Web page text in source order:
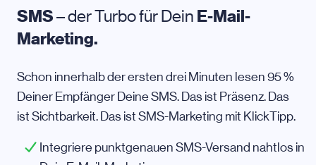
SMS– der Turbo für Dein E-Mail-
Marketing.
Schon innerhalb der ersten drei Minuten lesen 95 %
Deiner Empfänger Deine SMS. Das ist Präsenz. Das
ist Sichtbarkeit. Das ist SMS-Marketing mit KlickTipp.
Integriere punktgenauen SMS-Versand nahtlos in